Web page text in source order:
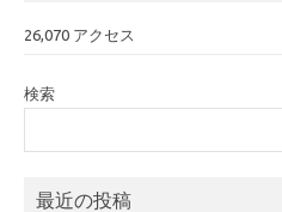
26,070 アクセス
検索
最近の投稿